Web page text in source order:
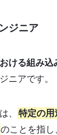
ジニア
ける組み込
ニアです。
、
特定の用
のことを指し